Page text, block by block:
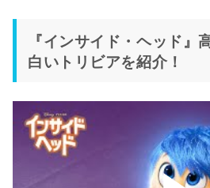
『インサイド・ヘッド』
白いトリビアを紹介！